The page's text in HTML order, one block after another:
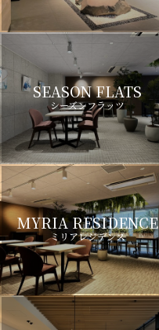
SEASON FLATS
シーズンフラッツ
MYRIA RESIDENCE
ミリアレジデンス